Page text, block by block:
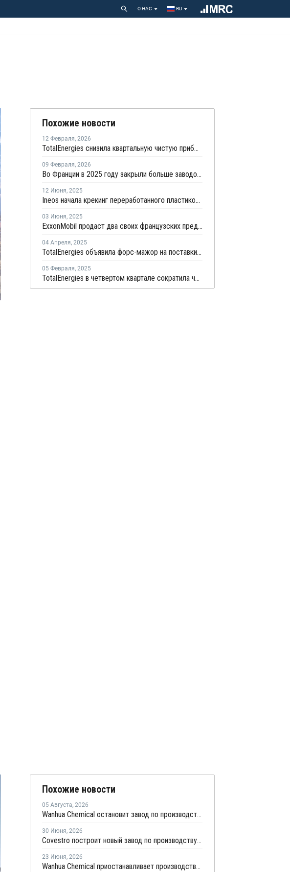
О НАС RU
Похожие новости
12 Февраля, 2026
TotalEnergies снизила квартальную чистую прибыль на четверть
09 Февраля, 2026
Во Франции в 2025 году закрыли больше заводов, чем открыли
12 Июня, 2025
Ineos начала крекинг переработанного пластикового сырья во французской Лавере
03 Июня, 2025
ExxonMobil продаст два своих французских предприятия компании North Atlantic
04 Апреля, 2025
TotalEnergies объявила форс-мажор на поставки бутадиена во Франции
05 Февраля, 2025
TotalEnergies в четвертом квартале сократила чистую прибыль на 22%
Похожие новости
05 Августа, 2026
Wanhua Chemical остановит завод по производству МДИ в Яньтае для планового ремонта
30 Июня, 2026
Covestro построит новый завод по производству МДИ в Китае
23 Июня, 2026
Wanhua Chemical приостанавливает производство МДИ для проведения планового техобслуживания